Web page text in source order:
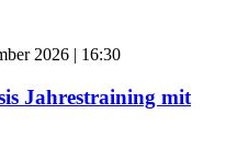
2026 | 16:30
Jahrestraining mit